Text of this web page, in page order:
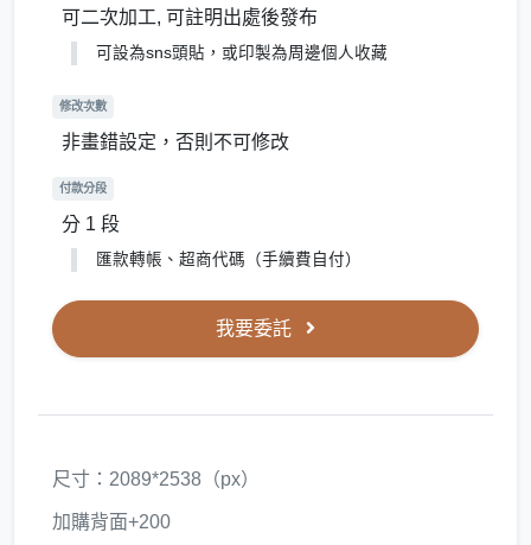
可二次加工, 可註明出處後發布
可設為sns頭貼，或印製為周邊個人收藏
修改次數
非畫錯設定，否則不可修改
付款分段
分 1 段
匯款轉帳、超商代碼（手續費自付）
我要委託
尺寸：2089*2538（px）
加購背面+200